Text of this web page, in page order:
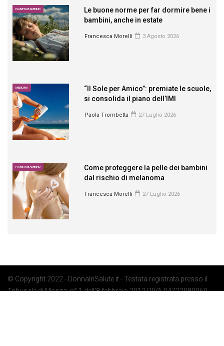
PIANETA BAMBINO
Le buone norme per far dormire bene i
bambini, anche in estate
Francesca Morelli 3 Agosto 2026
MEDICINA
“Il Sole per Amico”: premiate le scuole,
si consolida il piano dell’IMI
Paola Trombetta 27 Luglio 2026
PIANETA BAMBINO
Come proteggere la pelle dei bambini
dal rischio di melanoma
Francesca Morelli 27 Luglio 2026
© Copyright 2022 - DonnaInSalute.it - Testata registrata presso il
Tribunale di Monza: n° 1 dell'8 febbraio 2012 P.IVA 04722080969 -